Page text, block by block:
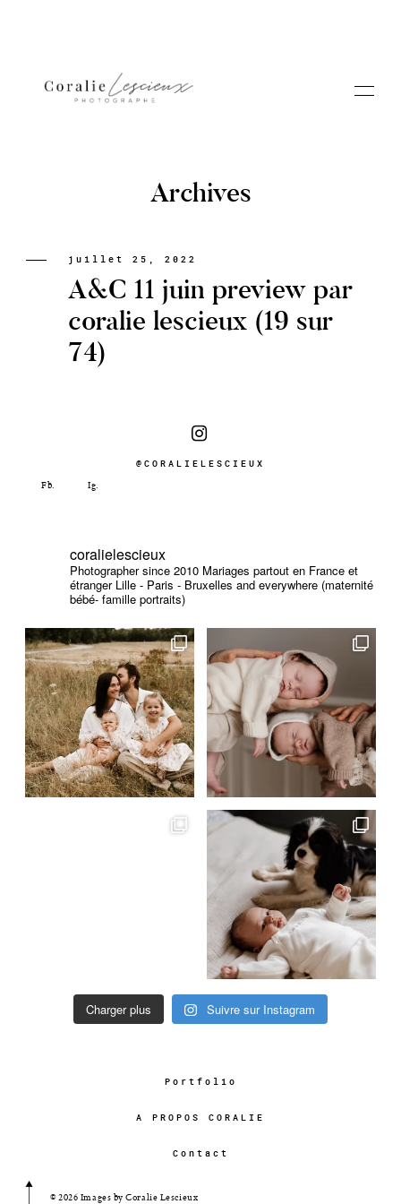
Portfolio
A PROPOS CORALIE
Archives
juillet 25, 2022
A&C 11 juin preview par
coralie lescieux (19 sur
74)
@CORALIELESCIEUX
coralielescieux
Photographer since 2010 Mariages partout en France et
étranger Lille - Paris - Bruxelles and everywhere (maternité
bébé- famille portraits)
Charger plus Suivre sur Instagram
Portfolio
A PROPOS CORALIE
Contact
© 2026 Images by Coralie Lescieux